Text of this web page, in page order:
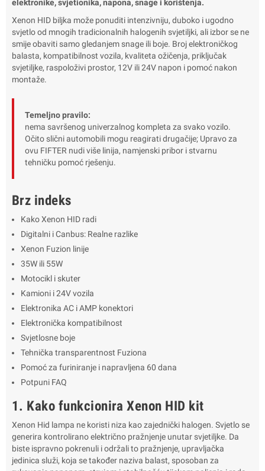
elektronike, svjetionika, napona, snage i korištenja.
Xenon HID biljka može ponuditi intenzivniju, duboko i ugodno
svjetlo od mnogih tradicionalnih halogenih svjetiljki, ali izbor se ne
smije obaviti samo gledanjem snage ili boje. Broj elektroničkog
balasta, kompatibilnost vozila, kvaliteta ožičenja, priključak
svjetiljke, raspoloživi prostor, 12V ili 24V napon i pomoć nakon
montaže.
Temeljno pravilo:
nema savršenog univerzalnog kompleta za svako vozilo.
Očito slični automobili mogu reagirati drugačije; Upravo za
ovu FIFTER nudi više linija, namjenski pribor i stvarnu
tehničku pomoć rješenju.
Brz indeks
Kako Xenon HID radi
Digitalni i Canbus: Realne razlike
Xenon Fuzion linije
35W ili 55W
Motocikl i skuter
Kamioni i 24V vozila
Elektronika AC i AMP konektori
Elektronička kompatibilnost
Svjetlosne boje
Tehnička transparentnost Fuziona
Pomoć za furiniranje i napravljena 60 dana
Potpuni FAQ
1. Kako funkcionira Xenon HID kit
Xenon Hid lampa ne koristi niza kao zajednički halogen. Svjetlo se
generira kontrolirano električno pražnjenje unutar svjetiljke. Da
biste ispravno pokrenuli i održali to pražnjenje, upravljačka
jedinica služi, koja se također naziva balast, sposoban za